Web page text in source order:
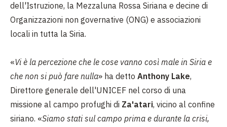
dell'Istruzione, la Mezzaluna Rossa Siriana e decine di
Organizzazioni non governative (ONG) e associazioni
locali in tutta la Siria.
«Vi è la percezione che le cose vanno così male in Siria e
che non si può fare nulla» ha detto Anthony Lake,
Direttore generale dell'UNICEF nel corso di una
missione al campo profughi di Za'atari, vicino al confine
siriano. «Siamo stati sul campo prima e durante la crisi,